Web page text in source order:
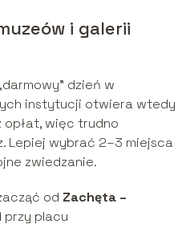
i galerii
dzień w
instytucji otwiera wtedy
więc trudno
Lepiej wybrać 2–3 miejsca
zwiedzanie.
od Zachęta –
przy placu